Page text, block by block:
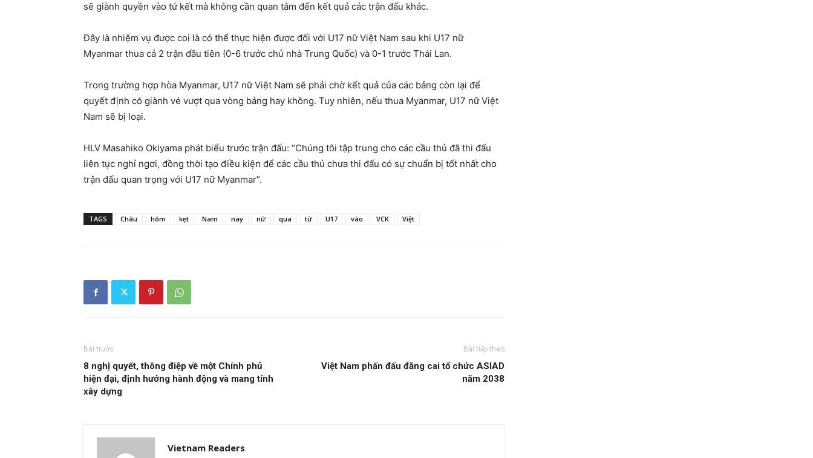
sẽ giành quyền vào tứ kết mà không cần quan tâm đến kết quả các trận đấu khác.
Đây là nhiệm vụ được coi là có thể thực hiện được đối với U17 nữ Việt Nam sau khi U17 nữ
Myanmar thua cả 2 trận đầu tiên (0-6 trước chủ nhà Trung Quốc) và 0-1 trước Thái Lan.
Trong trường hợp hòa Myanmar, U17 nữ Việt Nam sẽ phải chờ kết quả của các bảng còn lại để
quyết định có giành vé vượt qua vòng bảng hay không. Tuy nhiên, nếu thua Myanmar, U17 nữ Việt
Nam sẽ bị loại.
HLV Masahiko Okiyama phát biểu trước trận đấu: “Chúng tôi tập trung cho các cầu thủ đã thi đấu
liên tục nghỉ ngơi, đồng thời tạo điều kiện để các cầu thủ chưa thi đấu có sự chuẩn bị tốt nhất cho
trận đấu quan trọng với U17 nữ Myanmar”.
TAGS Châu hôm kẹt Nam nay nữ qua từ U17 vào VCK Việt
Bài trước
8 nghị quyết, thông điệp về một Chính phủ
hiện đại, định hướng hành động và mang tính
xây dựng
Bài tiếp theo
Việt Nam phấn đấu đăng cai tổ chức ASIAD
năm 2038
Vietnam Readers